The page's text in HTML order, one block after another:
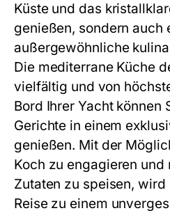
Küste und das
genießen, sondern auch
außergewöhnliche
Die mediterrane Küche
vielfältig und von
Bord Ihrer Yacht können
Gerichte in einem
genießen. Mit der
Koch zu engagieren
Zutaten zu speisen,
Reise zu einem